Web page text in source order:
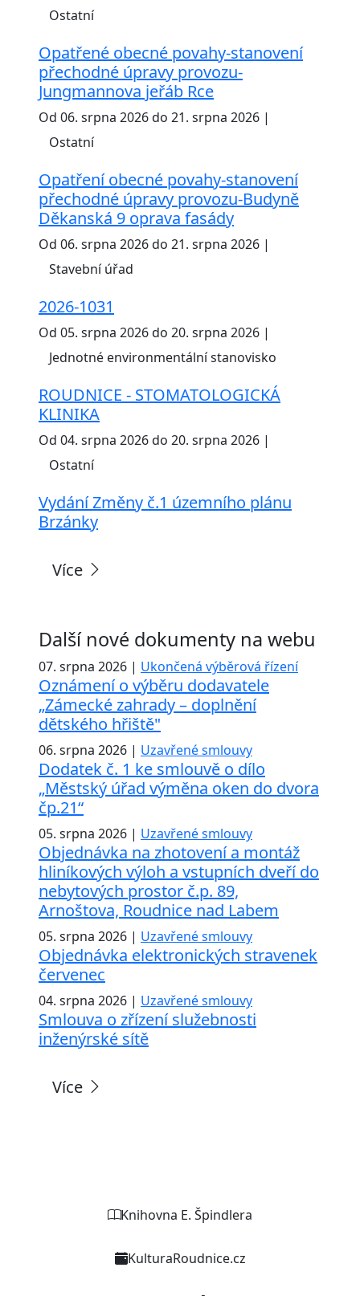
Ostatní
Opatřené obecné povahy-stanovení
přechodné úpravy provozu-
Jungmannova jeřáb Rce
Od 06. srpna 2026 do 21. srpna 2026 |
Ostatní
Opatření obecné povahy-stanovení
přechodné úpravy provozu-Budyně
Děkanská 9 oprava fasády
Od 06. srpna 2026 do 21. srpna 2026 |
Stavební úřad
2026-1031
Od 05. srpna 2026 do 20. srpna 2026 |
Jednotné environmentální stanovisko
ROUDNICE - STOMATOLOGICKÁ
KLINIKA
Od 04. srpna 2026 do 20. srpna 2026 |
Ostatní
Vydání Změny č.1 územního plánu
Brzánky
Více
Další nové dokumenty na webu
07. srpna 2026 | Ukončená výběrová řízení
Oznámení o výběru dodavatele
„Zámecké zahrady – doplnění
dětského hřiště"
06. srpna 2026 | Uzavřené smlouvy
Dodatek č. 1 ke smlouvě o dílo
„Městský úřad výměna oken do dvora
čp.21“
05. srpna 2026 | Uzavřené smlouvy
Objednávka na zhotovení a montáž
hliníkových výloh a vstupních dveří do
nebytových prostor č.p. 89,
Arnoštova, Roudnice nad Labem
05. srpna 2026 | Uzavřené smlouvy
Objednávka elektronických stravenek
červenec
04. srpna 2026 | Uzavřené smlouvy
Smlouva o zřízení služebnosti
inženýrské sítě
Více
Knihovna E. Špindlera
KulturaRoudnice.cz